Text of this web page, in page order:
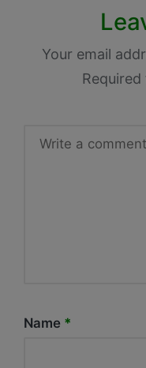
Your email
Name *